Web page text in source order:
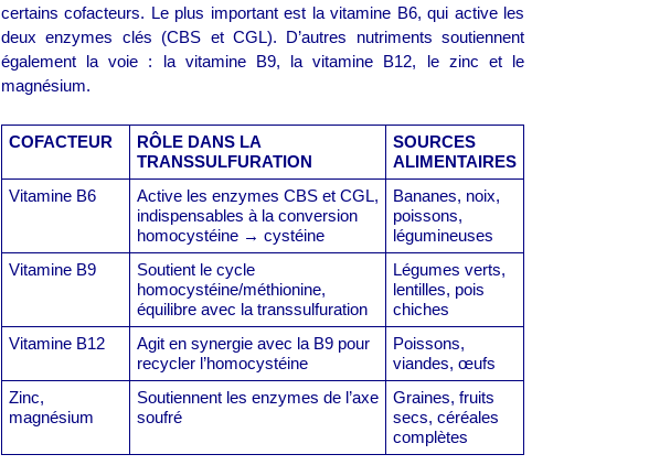
certains cofacteurs. Le plus important est la vitamine B6, qui active les
deux enzymes clés (CBS et CGL). D’autres nutriments soutiennent
également la voie : la vitamine B9, la vitamine B12, le zinc et le
magnésium.
COFACTEUR
RÔLE DANS LA
TRANSSULFURATION
SOURCES
ALIMENTAIRES
Vitamine B6
Active les enzymes CBS et CGL,
indispensables à la conversion
homocystéine → cystéine
Bananes, noix,
poissons,
légumineuses
Vitamine B9
Soutient le cycle
homocystéine/méthionine,
équilibre avec la transsulfuration
Légumes verts,
lentilles, pois
chiches
Vitamine B12
Agit en synergie avec la B9 pour
recycler l’homocystéine
Poissons,
viandes, œufs
Zinc,
magnésium
Soutiennent les enzymes de l’axe
soufré
Graines, fruits
secs, céréales
complètes